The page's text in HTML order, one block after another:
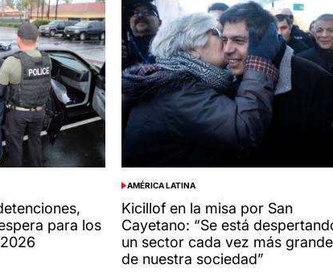
para los
POSTED
IN
AMÉRICA LATINA
Kicillof en la misa por San
Cayetano: “Se está
un sector cada vez más grande
de nuestra sociedad”